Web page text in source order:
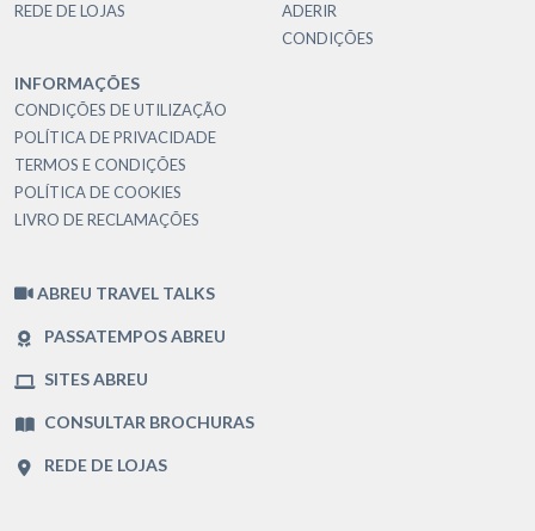
REDE DE LOJAS
ADERIR
CONDIÇÕES
INFORMAÇÕES
CONDIÇÕES DE UTILIZAÇÃO
POLÍTICA DE PRIVACIDADE
TERMOS E CONDIÇÕES
POLÍTICA DE COOKIES
LIVRO DE RECLAMAÇÕES
ABREU TRAVEL TALKS
PASSATEMPOS ABREU
SITES ABREU
CONSULTAR BROCHURAS
REDE DE LOJAS